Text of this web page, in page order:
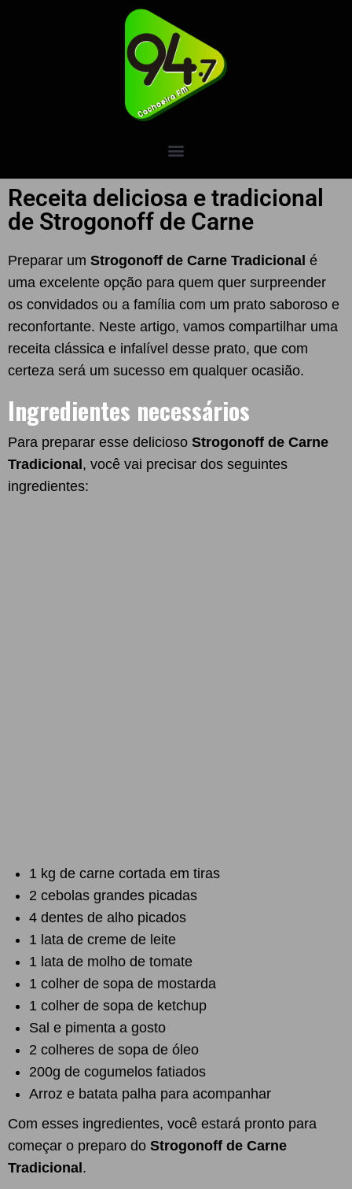
Receita deliciosa e tradicional
de Strogonoff de Carne
Preparar um Strogonoff de Carne Tradicional é
uma excelente opção para quem quer surpreender
os convidados ou a família com um prato saboroso e
reconfortante. Neste artigo, vamos compartilhar uma
receita clássica e infalível desse prato, que com
certeza será um sucesso em qualquer ocasião.
Ingredientes necessários
Para preparar esse delicioso Strogonoff de Carne
Tradicional , você vai precisar dos seguintes
ingredientes:
1 kg de carne cortada em tiras
2 cebolas grandes picadas
4 dentes de alho picados
1 lata de creme de leite
1 lata de molho de tomate
1 colher de sopa de mostarda
1 colher de sopa de ketchup
Sal e pimenta a gosto
2 colheres de sopa de óleo
200g de cogumelos fatiados
Arroz e batata palha para acompanhar
Com esses ingredientes, você estará pronto para
começar o preparo do Strogonoff de Carne
Tradicional .